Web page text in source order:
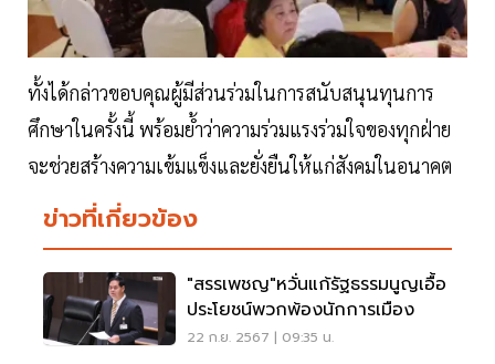
ทั้งได้กล่าวขอบคุณผู้มีส่วนร่วมในการสนับสนุนทุนการ
ศึกษาในครั้งนี้ พร้อมย้ำว่าความร่วมแรงร่วมใจของทุกฝ่าย
จะช่วยสร้างความเข้มแข็งและยั่งยืนให้แก่สังคมในอนาคต
ข่าวที่เกี่ยวข้อง
"สรรเพชญ"หวั่นแก้รัฐธรรมนูญเอื้อ
ประโยชน์พวกพ้องนักการเมือง
22 ก.ย. 2567 | 09:35 น.